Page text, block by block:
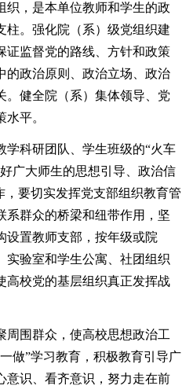
，是本单位教师和学生的政
柱。强化院（系）级党组织建
证监督党的路线、方针和政策
的政治原则、政治立场、政治
。健全院（系）集体领导、党
平。
科研团队、学生班级的“火车
广大师生的思想引导、政治信
要切实发挥党支部组织教育管
系群众的桥梁和纽带作用，坚
设置教师支部，按年级或院
实验室和学生公寓、社团组织
高校党的基层组织真正发挥战
围群众，使高校思想政治工
做”学习教育，积极教育引导广
意识、看齐意识，努力走在前